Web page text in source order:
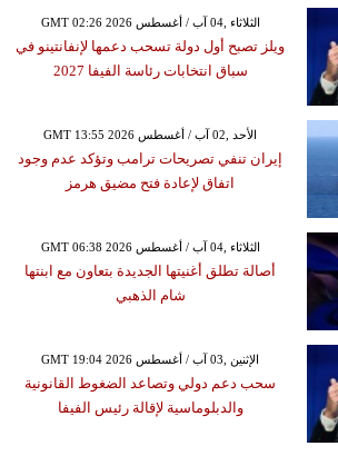
GMT 02:26 2026 الثلاثاء ,04 آب / أغسطس
ويلز تصبح أول دولة تسحب دعمها لإنفانتينو في
سباق انتخابات رئاسة الفيفا 2027
GMT 13:55 2026 الأحد ,02 آب / أغسطس
إيران تنفي تصريحات ترامب وتؤكد عدم وجود
اتفاق لإعادة فتح مضيق هرمز
GMT 06:38 2026 الثلاثاء ,04 آب / أغسطس
أصالة تطلق أغنيتها الجديدة بتعاون مع ابنتها
شام الذهبي
GMT 19:04 2026 الإثنين ,03 آب / أغسطس
سحب دعم دولي وتصاعد الضغوط القانونية
والدبلوماسية لإقالة رئيس الفيفا